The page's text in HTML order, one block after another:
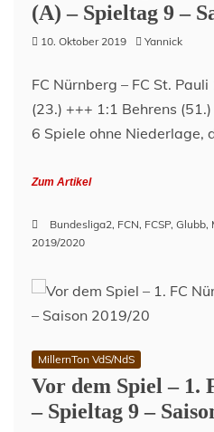
(A) – Spieltag 9 –
10. Oktober 2019 Yannick
FC Nürnberg – FC St.
(23.) +++ 1:1 Behrens
6 Spiele ohne Niederlage,
Zum Artikel
Bundesliga2, FCN, FCSP, Glubb,
2019/2020
MillernTon VdS/NdS
Vor dem Spiel – 1.
– Spieltag 9 –